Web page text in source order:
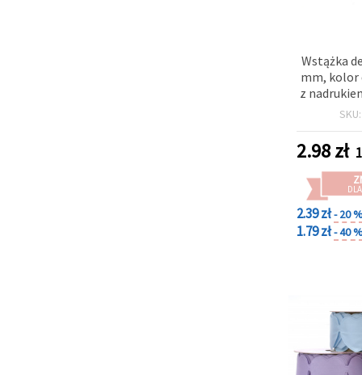
Wstążka
mm, kolor
z
SKU:
2.98zł
2.39 zł- 20
1.79 zł- 40